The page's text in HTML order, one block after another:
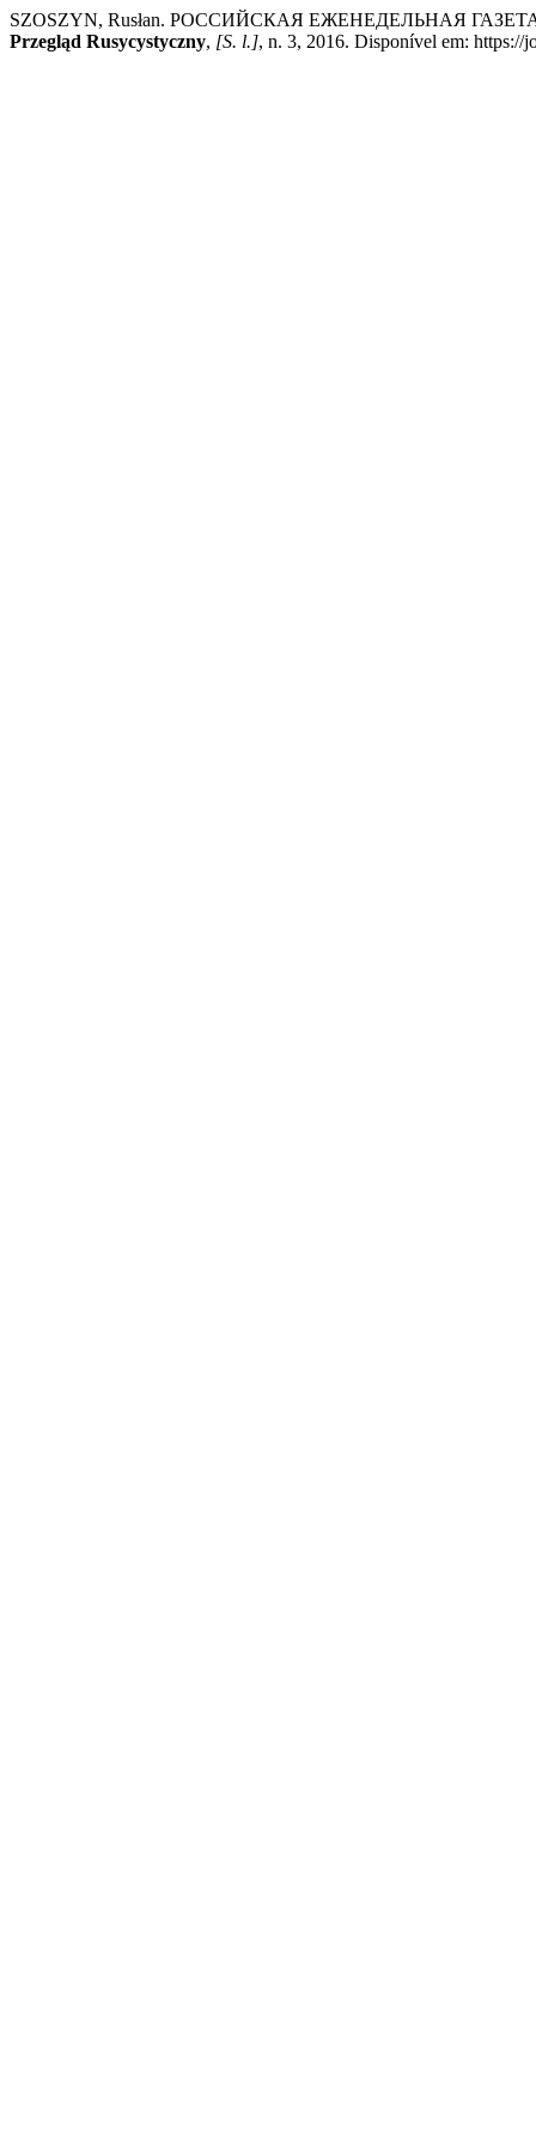
SZOSZYN, Rusłan. РОССИЙСКАЯ ЕЖЕНЕДЕЛЬНАЯ
Przegląd Rusycystyczny, [S. l.], n. 3, 2016. Disponível em: https://